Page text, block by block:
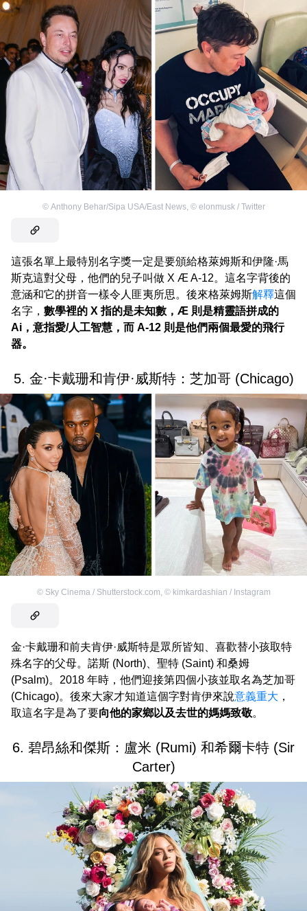
© Anthony Behar/Sipa USA/East News, © elonmusk / Twitter
這張名單上最特別名字獎一定是要頒給格萊姆斯和伊隆·馬
斯克這對父母，他們的兒子叫做 X Æ A-12。這名字背後的
意涵和它的拼音一樣令人匪夷所思。後來格萊姆斯解釋這個
名字， 數學裡的 X 指的是未知數，Æ 則是精靈語拼成的
Ai，意指愛/人工智慧，而 A-12 則是他們兩個最愛的飛行
器。
5. 金·卡戴珊和肯伊·威斯特：芝加哥 (Chicago)
© Sky Cinema / Shutterstock.com © kimkardashian / Instagram
金·卡戴珊和前夫肯伊·威斯特是眾所皆知、喜歡替小孩取特
殊名字的父母。諾斯 (North)、聖特 (Saint) 和桑姆
(Psalm)。2018 年時，他們迎接第四個小孩並取名為芝加哥
(Chicago)。後來大家才知道這個字對肯伊來說意義重大 ，
取這名字是為了要向他的家鄉以及去世的媽媽致敬。
6. 碧昂絲和傑斯：盧米 (Rumi) 和希爾卡特 (Sir
Carter)